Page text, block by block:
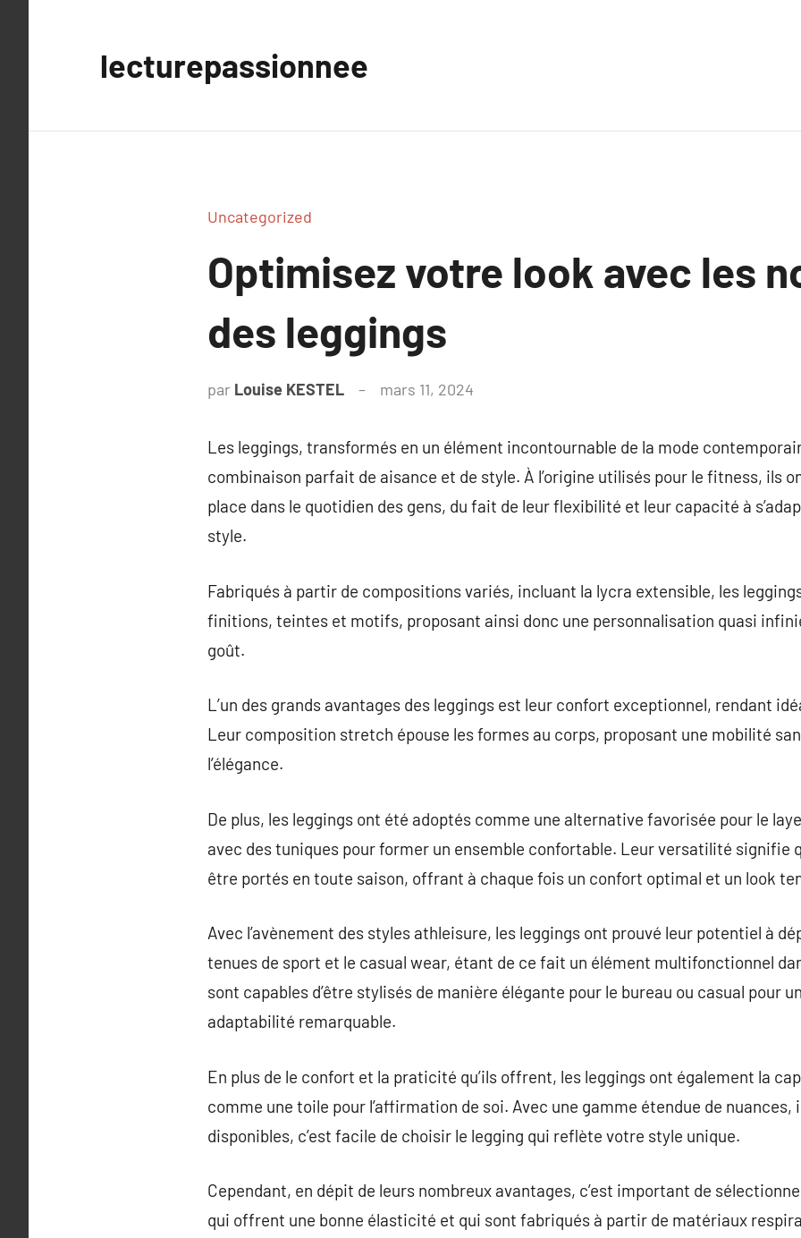
lecturepassionnee
Uncategorized
Optimisez votre look avec les
des leggings
par Louise KESTEL mars 11, 2024
Les leggings, transformés en un élément incontournable de la mode
combinaison parfait de aisance et de style. À l’origine utilisés pour le fitness, ils
place dans le quotidien des gens, du fait de leur flexibilité et leur capacité à
style.
Fabriqués à partir de compositions variés, incluant la lycra extensible, les
finitions, teintes et motifs, proposant ainsi donc une personnalisation quasi
goût.
L’un des grands avantages des leggings est leur confort exceptionnel, rendant
Leur composition stretch épouse les formes au corps, proposant une mobilité
l’élégance.
De plus, les leggings ont été adoptés comme une alternative favorisée pour le
avec des tuniques pour former un ensemble confortable. Leur versatilité signifie
être portés en toute saison, offrant à chaque fois un confort optimal et un look
Avec l’avènement des styles athleisure, les leggings ont prouvé leur potentiel à
tenues de sport et le casual wear, étant de ce fait un élément multifonctionnel
sont capables d’être stylisés de manière élégante pour le bureau ou casual pour
adaptabilité remarquable.
En plus de le confort et la praticité qu’ils offrent, les leggings ont également la
comme une toile pour l’affirmation de soi. Avec une gamme étendue de
disponibles, c’est facile de choisir le legging qui reflète votre style unique.
Cependant, en dépit de leurs nombreux avantages, c’est important de
qui offrent une bonne élasticité et qui sont fabriqués à partir de matériaux